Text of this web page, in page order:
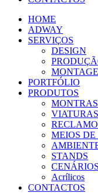
HOME
ADWAY
SERVIÇOS
DESIGN
PORTFÓLIO
PRODUTOS
MONTRAS
VIATURAS
MEIOS
STANDS
CENÁRIOS
Acrílicos
CONTACTOS